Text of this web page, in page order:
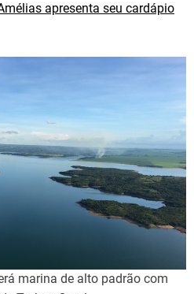
apresenta seu cardápio
marina de alto padrão com